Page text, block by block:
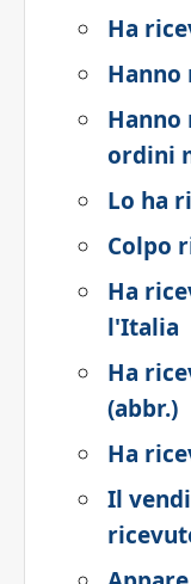
Ha
Hanno
ordini
Lo ha
Colpo
Ha
l'Italia
Ha
(abbr.)
Ha
Il